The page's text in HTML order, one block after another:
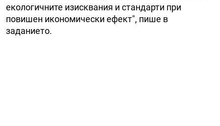
екологичните изисквания и стандарти при
повишен икономически ефект", пише в
заданието.